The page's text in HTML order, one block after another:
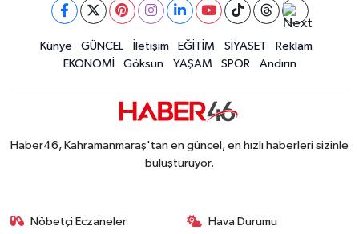
Künye GÜNCEL İletişim EĞİTİM SİYASET
Reklam
EKONOMİ
Göksun YAŞAM SPOR Andırın
Haber46, Kahramanmaraş'tan en güncel, en hızlı haberleri sizinle
buluşturuyor.
Nöbetçi Eczaneler Hava Durumu